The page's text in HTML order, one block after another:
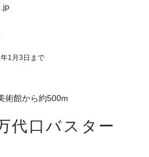
1月3日まで
術館から約500m
代口バスター